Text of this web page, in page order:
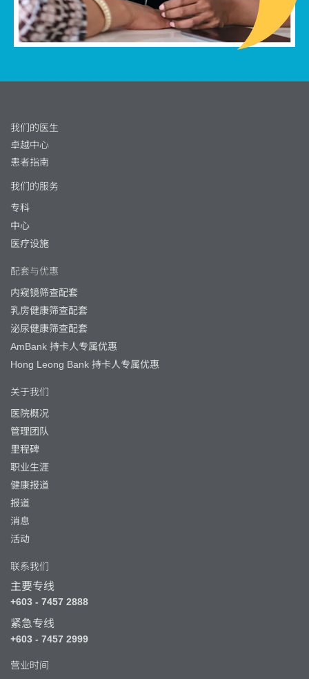
我们的医生
卓越中心
患者指南
我们的服务
专科
中心
医疗设施
配套与优惠
内窥镜筛查配套
乳房健康筛查配套
泌尿健康筛查配套
AmBank 持卡人专属优惠
Hong Leong Bank 持卡人专属优惠
关于我们
医院概况
管理团队
里程碑
职业生涯
健康报道
报道
消息
活动
联系我们
主要专线
+603 - 7457 2888
紧急专线
+603 - 7457 2999
营业时间